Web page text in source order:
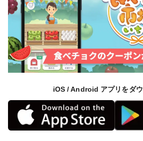
iOS / Android アプリをダ